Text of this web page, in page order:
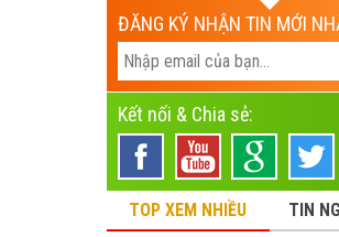
ĐĂNG KÝ NHẬN TIN MỚI
Kết nối & Chia sẻ:
TOP XEM NHIỀU
TIN